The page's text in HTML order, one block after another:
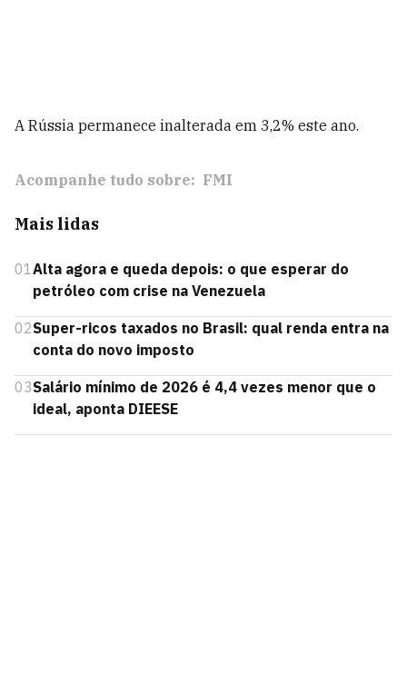
A Rússia permanece inalterada em 3,2% este ano.
Acompanhe tudo sobre: FMI
Mais lidas
01Alta agora e queda depois: o que esperar do
petróleo com crise na Venezuela
02Super-ricos taxados no Brasil: qual renda entra na
conta do novo imposto
03Salário mínimo de 2026 é 4,4 vezes menor que o
ideal, aponta DIEESE